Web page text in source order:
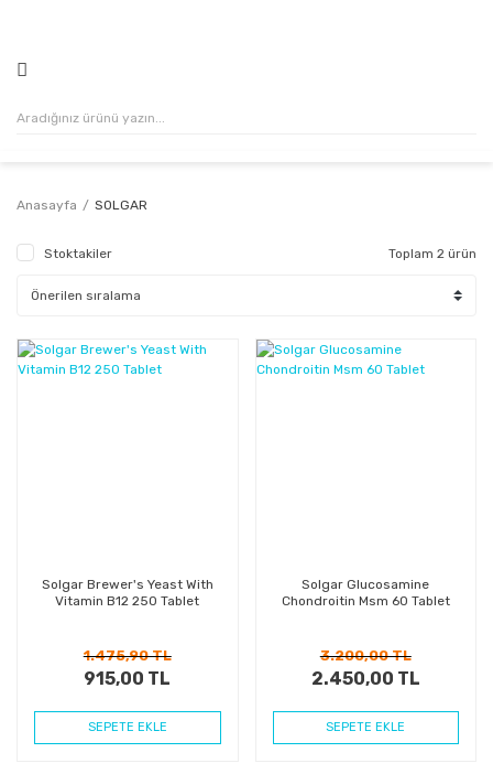
Anasayfa SOLGAR
Stoktakiler Toplam 2 ürün
Solgar Brewer's Yeast With
Vitamin B12 250 Tablet
1.475,90 TL
915,00 TL
SEPETE EKLE
Solgar Glucosamine
Chondroitin Msm 60 Tablet
3.200,00 TL
2.450,00 TL
SEPETE EKLE